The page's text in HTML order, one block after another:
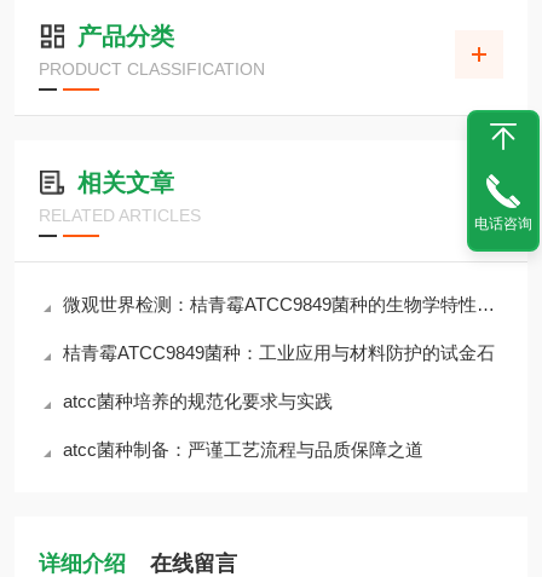
产品分类
PRODUCT CLASSIFICATION
相关文章
RELATED ARTICLES
微观世界检测：桔青霉ATCC9849菌种的生物学特性与风险
桔青霉ATCC9849菌种：工业应用与材料防护的试金石
atcc菌种培养的规范化要求与实践
atcc菌种制备：严谨工艺流程与品质保障之道
详细介绍 在线留言
电话咨询